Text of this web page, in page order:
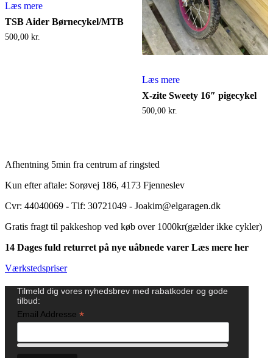
Læs mere
TSB Aider Børnecykel/MTB
500,00 kr.
Læs mere
X-zite Sweety 16″ pigecykel
500,00 kr.
Afhentning 5min fra centrum af ringsted
Kun efter aftale: Sorøvej 186, 4173 Fjenneslev
Cvr: 44040069 - Tlf: 30721049 - Joakim@elgaragen.dk
Gratis fragt til pakkeshop ved køb over 1000kr(gælder ikke cykler)
14 Dages fuld returret på nye uåbnede varer Læs mere her
Værkstedspriser
Tilmeld dig vores nyhedsbrev med rabatkoder og gode
tilbud:
Email Addresse *